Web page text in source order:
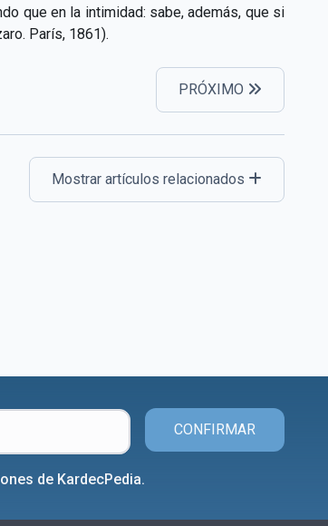
que en la intimidad: sabe, además, que si
París, 1861).
PRÓXIMO
Mostrar artículos relacionados
CONFIRMAR
de KardecPedia.